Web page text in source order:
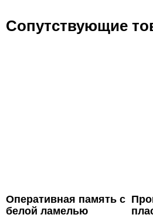
Сопутствующие
Оперативная память с
белой ламелью